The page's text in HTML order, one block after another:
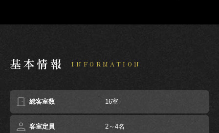
基本情報 INFORMATION
総客室数 16室
客室定員 2～4名